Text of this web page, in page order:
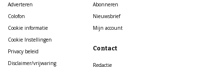
Adverteren
Colofon
Cookie informatie
Cookie Instellingen
Privacy beleid
Disclaimer/vrijwaring
Abonneren
Nieuwsbrief
Mijn account
Contact
Redactie